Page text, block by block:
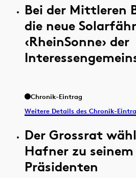
Bei der Mittleren
die neue
‹RheinSonne› der
Chronik-Eintrag
Weitere Details des Chronik-
Der Grossrat
Hafner zu seinem
Präsidenten